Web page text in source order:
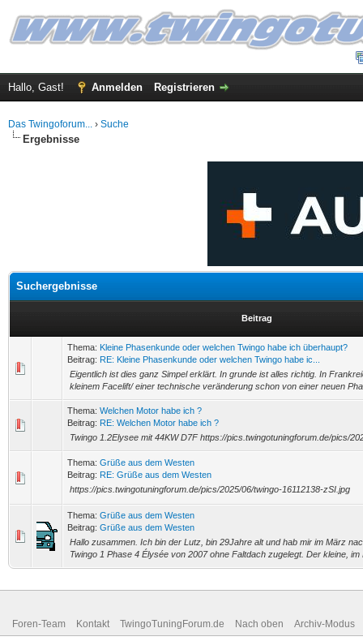
Hallo, Gast! Anmelden Registrieren
Das Twingoforum... › Suche
Ergebnisse
Suchergebnisse
Beitrag
Thema: Kleine Phasenkunde oder welchen Twingo habe ich überhaupt?
Beitrag: RE: Kleine Phasenkunde oder welchen Twingo habe ic...
Eigentlich ist dies ganz Simpel erklärt. In grunde ist alles richtig. In
kleinem Facelift/ einer technische veränderung schon von einer neuen
Thema: Welchen Motor habe ich ?
Beitrag: RE: Welchen Motor habe ich ?
Twingo 1.2Elysee mit 44KW D7F https://pics.twingotuningforum.de/pics/
Thema: Grüße aus dem Westen
Beitrag: RE: Grüße aus dem Westen
https://pics.twingotuningforum.de/pics/2025/06/twingo-16112138-zSI.jpg
Thema: Grüße aus dem Westen
Beitrag: Grüße aus dem Westen
Hallo zusammen. Ich bin der Lutz, bin 29Jahre alt und hab mir im März
Twingo 1 Phase 4 Élysée von 2007 ohne Faltdach zugelegt. Der kleine,
Foren-Team Kontakt TwingoTuningForum.de Nach oben Archiv-Modus